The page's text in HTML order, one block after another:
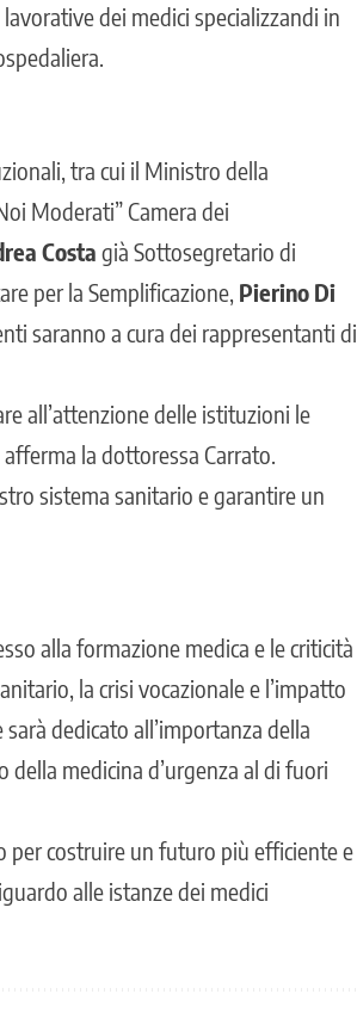
dei medici specializzandi in
tra cui il Ministro della
Moderati” Camera dei
Costa già Sottosegretario di
per la Semplificazione, Pierino Di
saranno a cura dei rappresentanti di
all’attenzione delle istituzioni le
la dottoressa Carrato.
sistema sanitario e garantire un
alla formazione medica e le criticità
la crisi vocazionale e l’impatto
dedicato all’importanza della
della medicina d’urgenza al di fuori
per costruire un futuro più efficiente e
alle istanze dei medici